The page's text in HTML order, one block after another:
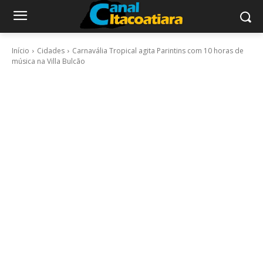
Início Cidades
Carnavália Tropical agita Parintins com 10 horas de
música na Villa Bulcão